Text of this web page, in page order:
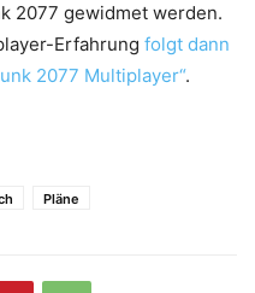
2077 gewidmet werden.
Erfahrung folgt dann
2077 Multiplayer“.
Pläne